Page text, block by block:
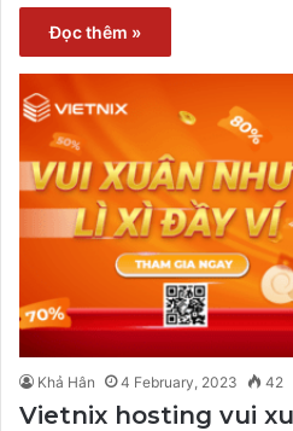
Đọc thêm »
Khả Hân 4 February, 2023 42
Vietnix hosting vui